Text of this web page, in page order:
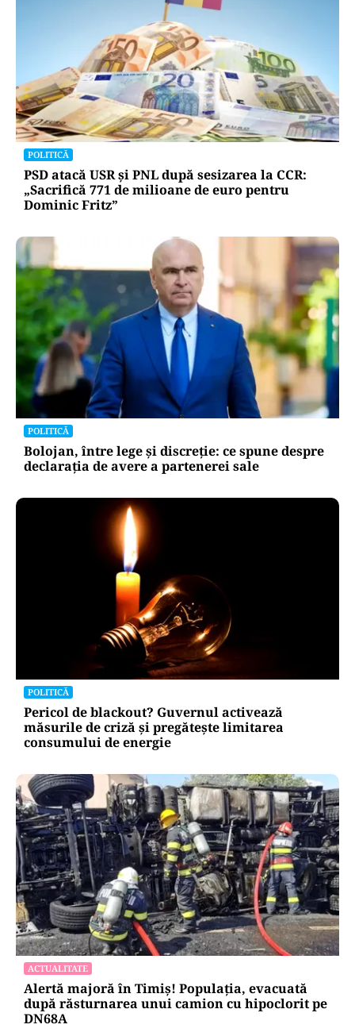
POLITICĂ
PSD atacă USR și PNL după sesizarea la CCR:
„Sacrifică 771 de milioane de euro pentru
Dominic Fritz”
POLITICĂ
Bolojan, între lege și discreție: ce spune despre
declarația de avere a partenerei sale
POLITICĂ
Pericol de blackout? Guvernul activează
măsurile de criză și pregătește limitarea
consumului de energie
ACTUALITATE
Alertă majoră în Timiș! Populația, evacuată
după răsturnarea unui camion cu hipoclorit pe
DN68A